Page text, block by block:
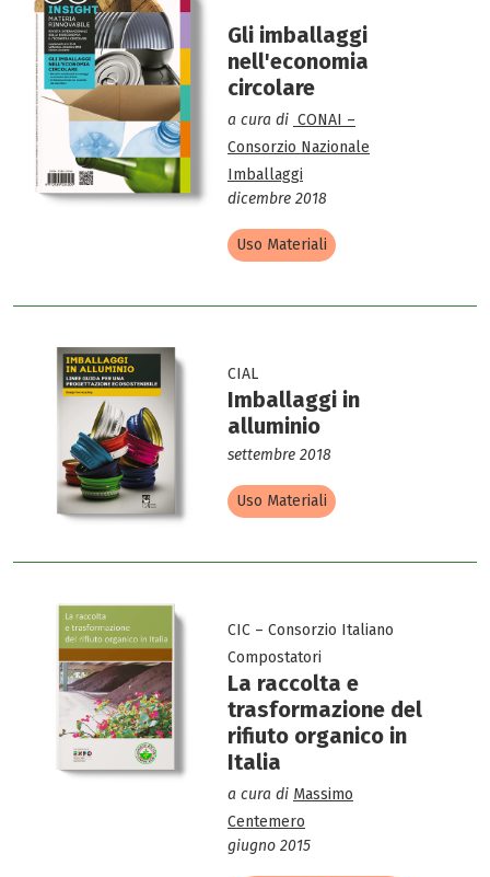
Gli imballaggi
nell'economia
circolare
a cura di CONAI –
Consorzio Nazionale
Imballaggi
dicembre 2018
Uso Materiali
CIAL
Imballaggi in
alluminio
settembre 2018
Uso Materiali
CIC – Consorzio Italiano
Compostatori
La raccolta e
trasformazione del
rifiuto organico in
Italia
a cura di Massimo
Centemero
giugno 2015